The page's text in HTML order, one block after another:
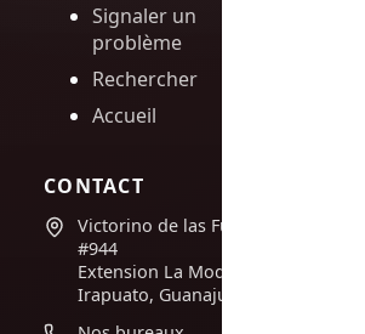
Signaler un
problème
Rechercher
Accueil
CONTACT
Victorino de las Fuentes
#944
Extension La Moderna,
Irapuato, Guanajuato